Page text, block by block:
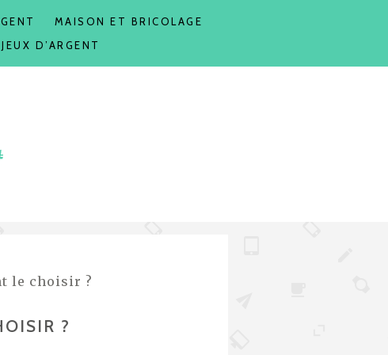
MAISON ET BRICOLAGE
JEUX D’ARGENT
le choisir ?
?